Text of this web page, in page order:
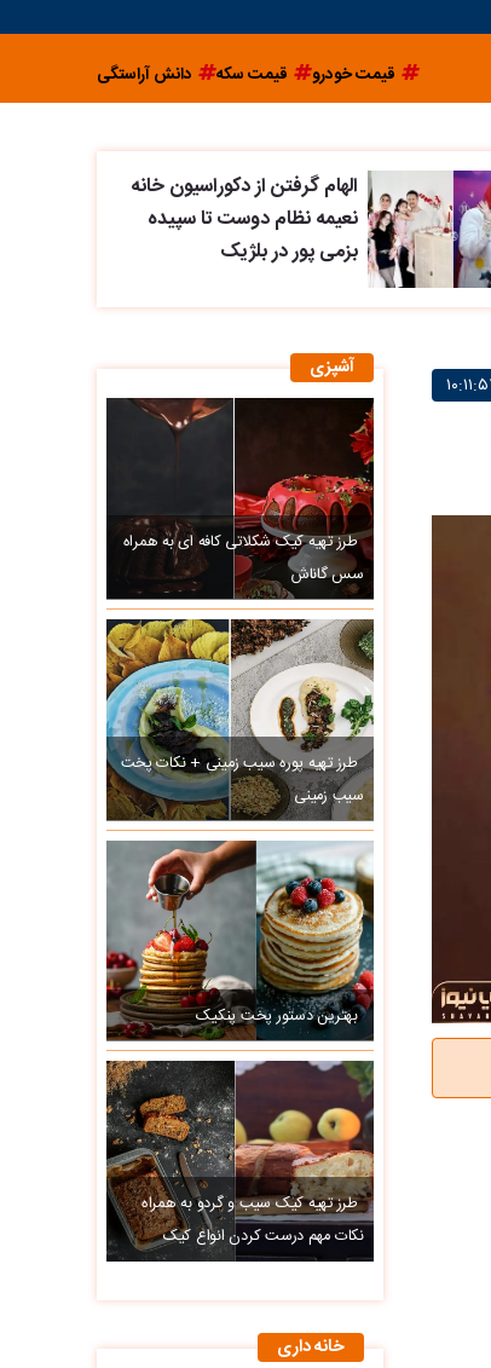
قیمت خودرو قیمت سکه دانش آراستگی
الهام گرفتن از دکوراسیون خانه
نعیمه نظام دوست تا سپیده
بزمی پور در بلژیک
آشپزی
طرز تهیه کیک شکلاتی کافه ای به همراه
سس گاناش
طرز تهیه پوره سیب زمینی + نکات پخت
سیب زمینی
بهترین دستور پخت پنکیک
طرز تهیه کیک سیب و گردو به همراه
نکات مهم درست کردن انواع کیک
خانه داری